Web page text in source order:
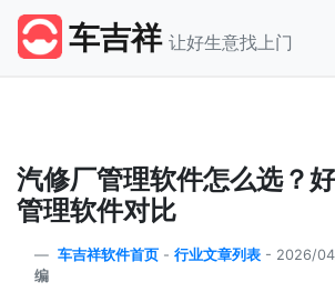
车吉祥 让好生意找上门
汽修厂管理软件怎么选？
管理软件对比
车吉祥软件首页 - 行业文章列表 - 2026/
编